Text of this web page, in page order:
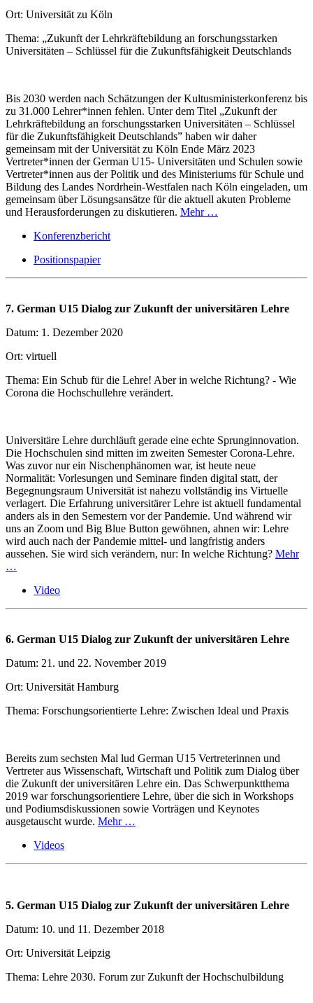
Ort: Universität zu Köln
Thema: „Zukunft der Lehrkräftebildung an forschungsstarken
Universitäten – Schlüssel für die Zukunftsfähigkeit Deutschlands
Bis 2030 werden nach Schätzungen der Kultusministerkonferenz bis
zu 31.000 Lehrer*innen fehlen. Unter dem Titel „Zukunft der
Lehrkräftebildung an forschungsstarken Universitäten – Schlüssel
für die Zukunftsfähigkeit Deutschlands” haben wir daher
gemeinsam mit der Universität zu Köln Ende März 2023
Vertreter*innen der German U15- Universitäten und Schulen sowie
Vertreter*innen aus der Politik und des Ministeriums für Schule und
Bildung des Landes Nordrhein-Westfalen nach Köln eingeladen, um
gemeinsam über Lösungsansätze für die aktuell akuten Probleme
und Herausforderungen zu diskutieren. Mehr …
Konferenzbericht
Positionspapier
7. German U15 Dialog zur Zukunft der universitären Lehre
Datum: 1. Dezember 2020
Ort: virtuell
Thema: Ein Schub für die Lehre! Aber in welche Richtung? - Wie
Corona die Hochschullehre verändert.
Universitäre Lehre durchläuft gerade eine echte Sprunginnovation.
Die Hochschulen sind mitten im zweiten Semester Corona-Lehre.
Was zuvor nur ein Nischenphänomen war, ist heute neue
Normalität: Vorlesungen und Seminare finden digital statt, der
Begegnungsraum Universität ist nahezu vollständig ins Virtuelle
verlagert. Die Erfahrung universitärer Lehre ist aktuell fundamental
anders als in den Semestern vor der Pandemie. Und während wir
uns an Zoom und Big Blue Button gewöhnen, ahnen wir: Lehre
wird auch nach der Pandemie mittel- und langfristig anders
aussehen. Sie wird sich verändern, nur: In welche Richtung? Mehr
…
Video
6. German U15 Dialog zur Zukunft der universitären Lehre
Datum: 21. und 22. November 2019
Ort: Universität Hamburg
Thema: Forschungsorientierte Lehre: Zwischen Ideal und Praxis
Bereits zum sechsten Mal lud German U15 Vertreterinnen und
Vertreter aus Wissenschaft, Wirtschaft und Politik zum Dialog über
die Zukunft der universitären Lehre ein. Das Schwerpunktthema
2019 war forschungsorientiere Lehre, über die sich in Workshops
und Podiumsdiskussionen sowie Vorträgen und Keynotes
ausgetauscht wurde. Mehr …
Videos
5. German U15 Dialog zur Zukunft der universitären Lehre
Datum: 10. und 11. Dezember 2018
Ort: Universität Leipzig
Thema: Lehre 2030. Forum zur Zukunft der Hochschulbildung